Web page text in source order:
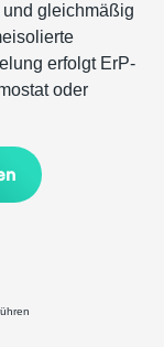
gleichmäßig
erfolgt ErP-
oder